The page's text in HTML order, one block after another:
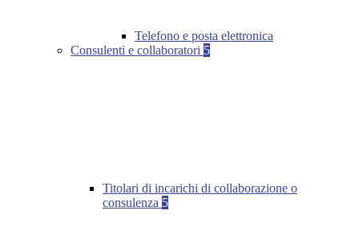
Telefono e posta elettronica
Consulenti e collaboratori 5
Titolari di incarichi di collaborazione o
consulenza 5